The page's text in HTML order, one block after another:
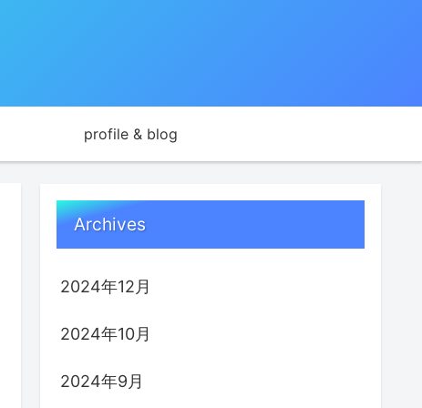
profile & blog
Archives
2024年12月
2024年10月
2024年9月